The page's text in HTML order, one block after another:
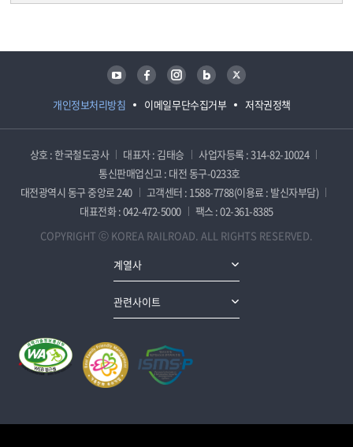
개인정보처리방침 이메일무단수집거부 저작권정책
유튜브 페이스북 인스타그램 블로그 트위터
상호 : 한국철도공사 대표자 : 김태승
사업자등록 : 314-82-10024
통신판매업신고 : 대전 동구-0233호
대전광역시 동구 중앙로 240
고객센터 : 1588-7788(이용료 : 발신자부담)
대표전화 : 042-472-5000
팩스 : 02-361-8385
COPYRIGHT ⓒ KOREA RAILROAD. ALL RIGHTS RESERVED.
계열사
관련사이트